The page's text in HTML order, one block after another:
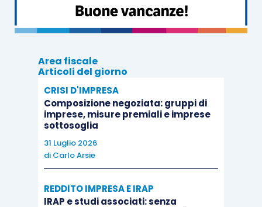
bilancio di esercizio .
della scissione societaria parziale
articolo 2506.1 cod. civ.
ordinaria delle imprese individuali
società commerciali, stabilendo ladefinitività
dei periodi intermedi di liquidazione .
Area fiscale
Articoli del giorno
CRISI D'IMPRESA
Composizione negoziata: gruppi di
imprese, misure premiali e imprese
sottosoglia
31 Luglio 2026
di Carlo Arsie
REDDITO IMPRESA E IRAP
IRAP e studi associati: senza